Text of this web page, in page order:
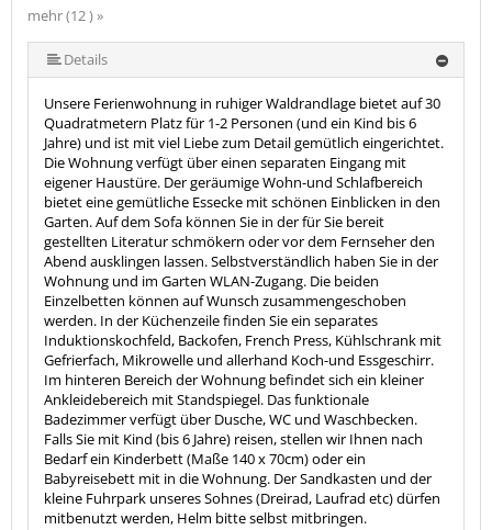
mehr (12 ) »
mehr (12 ) »
mehr (12 ) »
mehr (12 ) »
mehr (12 ) »
mehr (12 ) »
mehr (12 ) »
mehr (12 ) »
mehr (12 ) »
Details
Unsere Ferienwohnung in ruhiger Waldrandlage bietet auf 30
Quadratmetern Platz für 1-2 Personen (und ein Kind bis 6
Jahre) und ist mit viel Liebe zum Detail gemütlich eingerichtet.
Die Wohnung verfügt über einen separaten Eingang mit
eigener Haustüre. Der geräumige Wohn-und Schlafbereich
bietet eine gemütliche Essecke mit schönen Einblicken in den
Garten. Auf dem Sofa können Sie in der für Sie bereit
gestellten Literatur schmökern oder vor dem Fernseher den
Abend ausklingen lassen. Selbstverständlich haben Sie in der
Wohnung und im Garten WLAN-Zugang. Die beiden
Einzelbetten können auf Wunsch zusammengeschoben
werden. In der Küchenzeile finden Sie ein separates
Induktionskochfeld, Backofen, French Press, Kühlschrank mit
Gefrierfach, Mikrowelle und allerhand Koch-und Essgeschirr.
Im hinteren Bereich der Wohnung befindet sich ein kleiner
Ankleidebereich mit Standspiegel. Das funktionale
Badezimmer verfügt über Dusche, WC und Waschbecken.
Falls Sie mit Kind (bis 6 Jahre) reisen, stellen wir Ihnen nach
Bedarf ein Kinderbett (Maße 140 x 70cm) oder ein
Babyreisebett mit in die Wohnung. Der Sandkasten und der
kleine Fuhrpark unseres Sohnes (Dreirad, Laufrad etc) dürfen
mitbenutzt werden, Helm bitte selbst mitbringen.